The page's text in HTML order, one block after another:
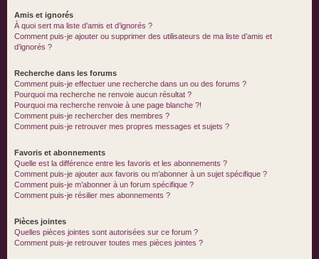
Amis et ignorés
À quoi sert ma liste d’amis et d’ignorés ?
Comment puis-je ajouter ou supprimer des utilisateurs de ma liste d’amis et
d’ignorés ?
Recherche dans les forums
Comment puis-je effectuer une recherche dans un ou des forums ?
Pourquoi ma recherche ne renvoie aucun résultat ?
Pourquoi ma recherche renvoie à une page blanche ?!
Comment puis-je rechercher des membres ?
Comment puis-je retrouver mes propres messages et sujets ?
Favoris et abonnements
Quelle est la différence entre les favoris et les abonnements ?
Comment puis-je ajouter aux favoris ou m’abonner à un sujet spécifique ?
Comment puis-je m’abonner à un forum spécifique ?
Comment puis-je résilier mes abonnements ?
Pièces jointes
Quelles pièces jointes sont autorisées sur ce forum ?
Comment puis-je retrouver toutes mes pièces jointes ?